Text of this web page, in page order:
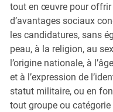
tout en œuvre pour offrir
d’avantages sociaux
les candidatures, sans
peau, à la religion, au
l’origine nationale, à
et à l’expression de
statut militaire, ou en
tout groupe ou